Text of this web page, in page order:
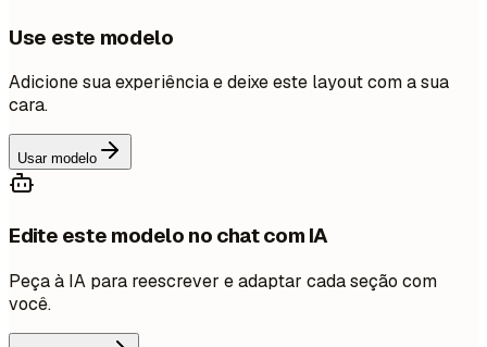
Use este modelo
Adicione sua experiência e deixe este layout com a sua
cara.
Usar modelo
Edite este modelo no chat com IA
Peça à IA para reescrever e adaptar cada seção com
você.